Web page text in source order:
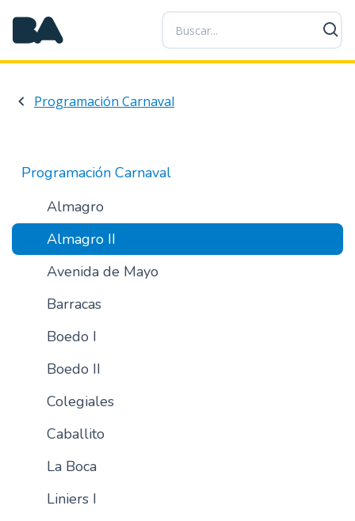
P
a
s
a
e
i
Programación Carnaval
Programación Carnaval
Almagro
Almagro II
Avenida de Mayo
Barracas
Boedo I
Boedo II
Colegiales
Caballito
La Boca
Liniers I